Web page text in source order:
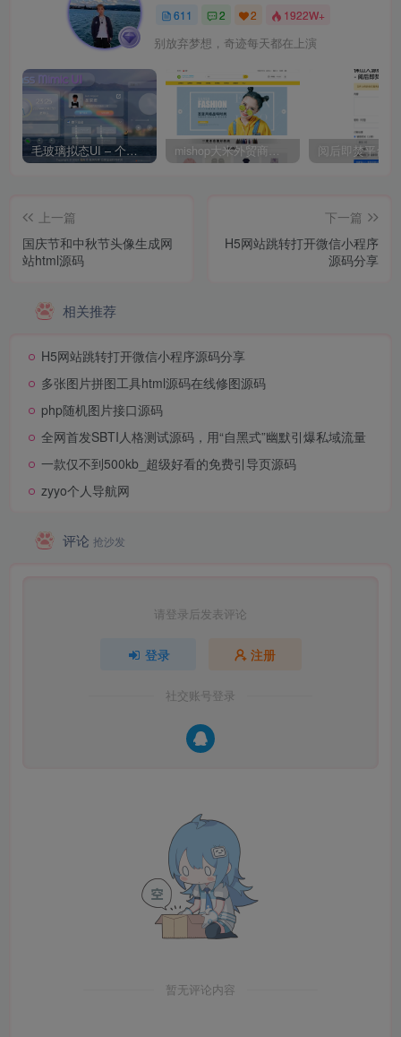
611 2 2 1922W+
别放弃梦想，奇迹每天都在上演
毛玻璃拟态UI – 个人主页（开源版） mishop大米外贸商城系统133种语言版本
上一篇
国庆节和中秋节头像生成网
站html源码
下一篇
H5网站跳转打开微信小程序
源码分享
相关推荐
H5网站跳转打开微信小程序源码分享
多张图片拼图工具html源码在线修图源码
php随机图片接口源码
全网首发SBTI人格测试源码，用“自黑式”幽默引爆私域流量
一款仅不到500kb_超级好看的免费引导页源码
zyyo个人导航网
评论 抢沙发
请登录后发表评论
登录 注册
社交账号登录
暂无评论内容